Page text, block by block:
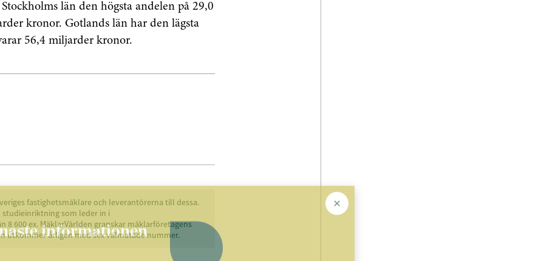
län den högsta andelen på 29,0
kronor. Gotlands län har den lägsta
56,4 miljarder kronor.
fastighetsmäklare och leverantörerna till dessa.
studieinriktning som leder in i
600 ex. MäklarVärlden granskar mäklarföretagens
utkommer årligen med sex välmatade nummer.
informationen